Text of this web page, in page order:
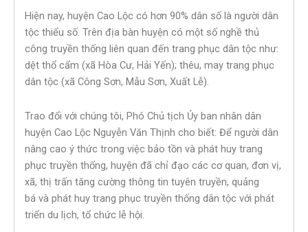
Hiện nay, huyện Cao Lộc có hơn 90% dân số là người dân
tộc thiểu số. Trên địa bàn huyện có một số nghề thủ
công truyền thống liên quan đến trang phục dân tộc như:
dệt thổ cẩm (xã Hòa Cư, Hải Yến); thêu, may trang phục
dân tộc (xã Công Sơn, Mẫu Sơn, Xuất Lễ).
Trao đổi với chúng tôi, Phó Chủ tịch Ủy ban nhân dân
huyện Cao Lộc Nguyễn Văn Thịnh cho biết: Để người dân
nâng cao ý thức trong việc bảo tồn và phát huy trang
phục truyền thống, huyện đã chỉ đạo các cơ quan, đơn vị,
xã, thị trấn tăng cường thông tin tuyên truyền, quảng
bá và phát huy trang phục truyền thống dân tộc với phát
triển du lịch, tổ chức lễ hội.